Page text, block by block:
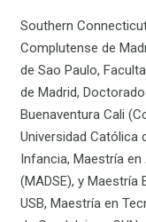
Southern
Complutense de
de Sao Paulo,
de Madrid,
Buenaventura Cali
Universidad Católica
Infancia, Maestría
(MADSE), y Maestría
USB, Maestría en